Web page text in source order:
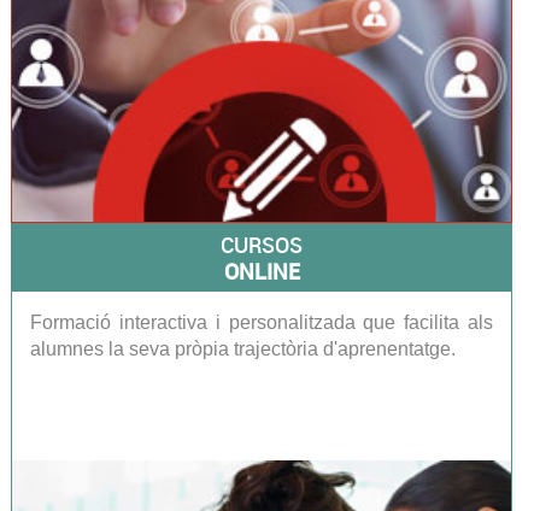
CURSOS
ONLINE
Formació interactiva i personalitzada que facilita als
alumnes la seva pròpia trajectòria d'aprenentatge.